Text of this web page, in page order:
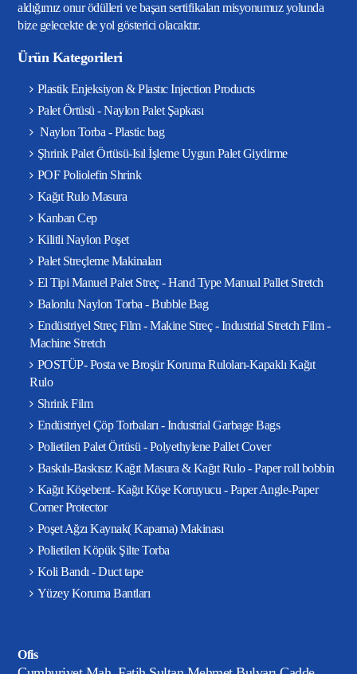
aldığımız onur ödülleri ve başarı sertifikaları misyonumuz yolunda
bize gelecekte de yol gösterici olacaktır.
Ürün Kategorileri
Plastik Enjeksiyon & Plastıc Injection Products
Palet Örtüsü - Naylon Palet Şapkası
Naylon Torba - Plastic bag
Şhrink Palet Örtüsü-Isıl İşleme Uygun Palet Giydirme
POF Poliolefin Shrink
Kağıt Rulo Masura
Kanban Cep
Kilitli Naylon Poşet
Palet Streçleme Makinaları
El Tipi Manuel Palet Streç - Hand Type Manual Pallet Stretch
Balonlu Naylon Torba - Bubble Bag
Endüstriyel Streç Film - Makine Streç - Industrial Stretch Film -
Machine Stretch
POSTÜP- Posta ve Broşür Koruma Ruloları-Kapaklı Kağıt
Rulo
Shrink Film
Endüstriyel Çöp Torbaları - Industrial Garbage Bags
Polietilen Palet Örtüsü - Polyethylene Pallet Cover
Baskılı-Baskısız Kağıt Masura & Kağıt Rulo - Paper roll bobbin
Kağıt Köşebent- Kağıt Köşe Koruyucu - Paper Angle-Paper
Corner Protector
Poşet Ağzı Kaynak( Kapama) Makinası
Polietilen Köpük Şilte Torba
Koli Bandı - Duct tape
Yüzey Koruma Bantları
Ofis